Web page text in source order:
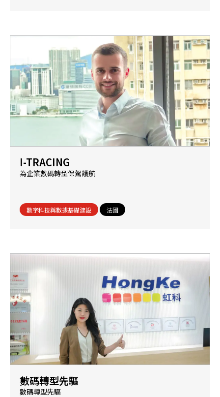
I-TRACING
為企業數碼轉型保駕護航
數字科技與數據基礎建設 法國
數碼轉型先驅
數碼轉型先驅